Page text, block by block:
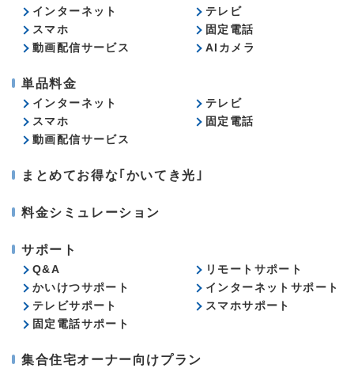
インターネット
テレビ
スマホ
固定電話
動画配信サービス
AIカメラ
単品料金
インターネット
テレビ
スマホ
固定電話
動画配信サービス
まとめてお得な｢かいてき光｣
料金シミュレーション
サポート
Q&A
リモートサポート
かいけつサポート
インターネットサポート
テレビサポート
スマホサポート
固定電話サポート
集合住宅オーナー向けプラン